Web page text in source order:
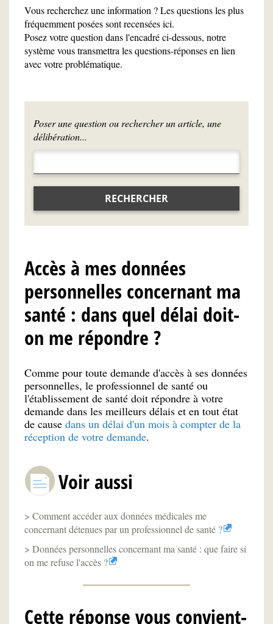
Vous recherchez une information ? Les questions les plus
fréquemment posées sont recensées ici.
Posez votre question dans l'encadré ci-dessous, notre
système vous transmettra les questions-réponses en lien
avec votre problématique.
Poser une question ou rechercher un article, une
délibération...
RECHERCHER
Accès à mes données
personnelles concernant ma
santé : dans quel délai doit-
on me répondre ?
Comme pour toute demande d'accès à ses données
personnelles, le professionnel de santé ou
l'établissement de santé doit répondre à votre
demande dans les meilleurs délais et en tout état
de cause dans un délai d'un mois à compter de la
réception de votre demande.
Voir aussi
Comment accéder aux données médicales me
concernant détenues par un professionnel de santé ?
Données personnelles concernant ma santé : que faire si
on me refuse l'accès ?
Cette réponse vous convient-